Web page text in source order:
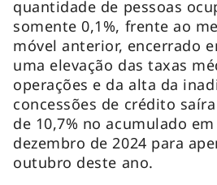
quantidade de pessoas
somente 0,1%, frente ao
móvel anterior, encerrado
uma elevação das taxas
operações e da alta da
concessões de crédito
de 10,7% no acumulado
dezembro de 2024 para
outubro deste ano.